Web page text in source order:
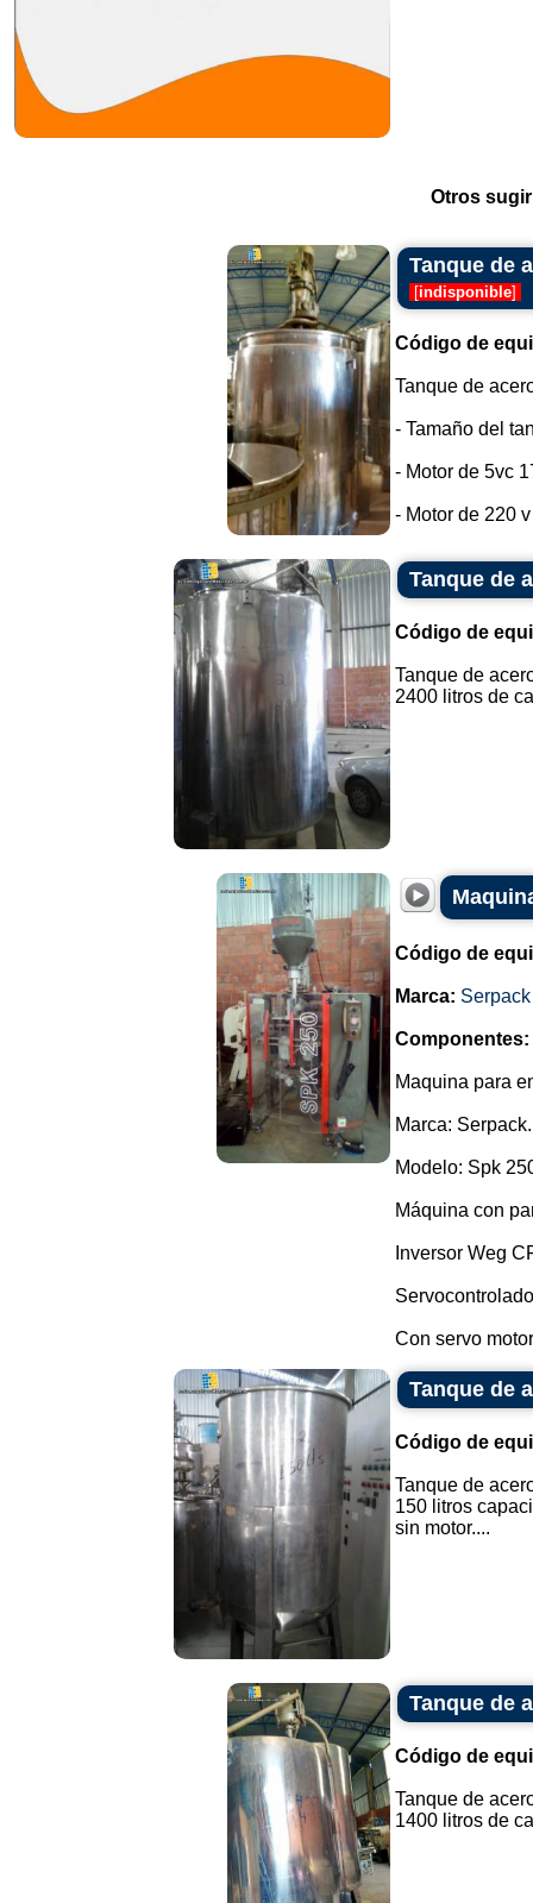
Otros
Tanque de
[indisponible]
Código de
Tanque de
- Tamaño del
- Motor de 5vc
- Motor de 220
Tanque de
Código de
Tanque de
2400 litros de
Código de
Marca: Serpack
Componentes:
Maquina para
Marca: Serpack.
Modelo: Spk
Máquina con
Inversor Weg
Con servo
Tanque de
Código de
Tanque de
150 litros
sin motor....
Tanque de
Código de
Tanque de
1400 litros de